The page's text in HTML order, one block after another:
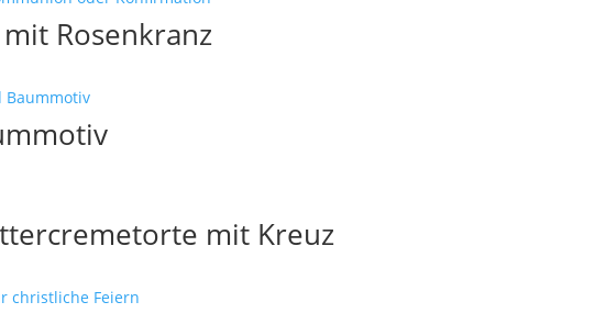
Rosenkranz
mit Kreuz